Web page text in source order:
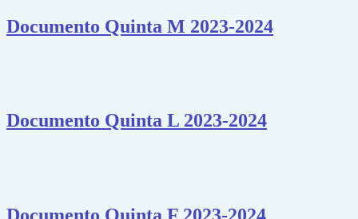
Documento Quinta M 2023-2024
Documento Quinta L 2023-2024